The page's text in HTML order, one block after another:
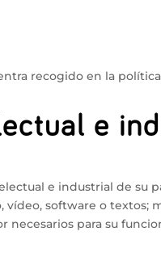
recogido en la
e
e industrial de su
software o textos;
para su